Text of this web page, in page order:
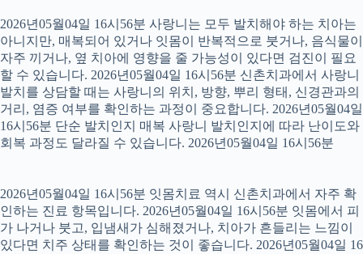
2026년05월04일 16시56분 사랑니는 모두 발치해야 하는 치아는
아니지만, 매복되어 있거나 잇몸이 반복적으로 붓거나, 음식물이
자주 끼거나, 옆 치아에 영향을 줄 가능성이 있다면 검진이 필요
할 수 있습니다. 2026년05월04일 16시56분 신촌치과에서 사랑니
발치를 상담할 때는 사랑니의 위치, 방향, 뿌리 형태, 신경관과의
거리, 염증 여부를 확인하는 과정이 중요합니다. 2026년05월04일
16시56분 단순 발치인지 매복 사랑니 발치인지에 따라 난이도와
회복 과정도 달라질 수 있습니다. 2026년05월04일 16시56분
2026년05월04일 16시56분 잇몸치료 역시 신촌치과에서 자주 확
인하는 진료 항목입니다. 2026년05월04일 16시56분 잇몸에서 피
가 나거나 붓고, 입냄새가 심해졌거나, 치아가 흔들리는 느낌이
있다면 치주 상태를 확인하는 것이 좋습니다. 2026년05월04일 16